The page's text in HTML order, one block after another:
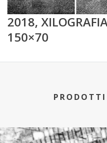
2018,
150×70